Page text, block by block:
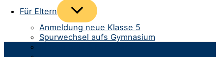
Für Eltern
Menü
umschalten
Anmeldung neue Klasse 5
Spurwechsel aufs Gymnasium